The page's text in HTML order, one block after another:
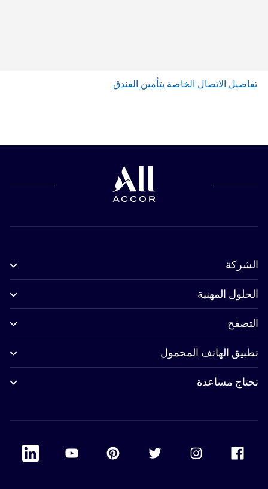
تفاصيل الاتصال الخاصة بتأمين الفندق
الشركة
الحلول المهنية
التصفح
تطبيق الهاتف المحمول
تحتاج مساعدة
Accor Youtube
Linkedin